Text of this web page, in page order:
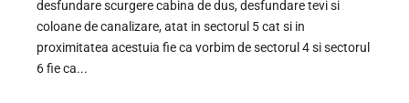
desfundare scurgere cabina de dus, desfundare tevi si
coloane de canalizare, atat in sectorul 5 cat si in
proximitatea acestuia fie ca vorbim de sectorul 4 si sectorul
6 fie ca...